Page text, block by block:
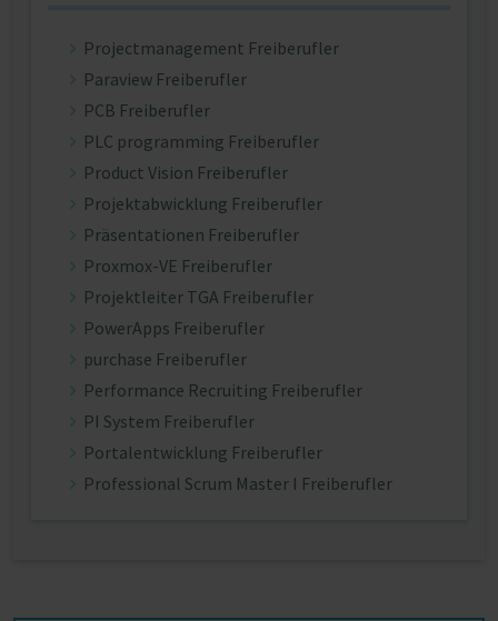
Projectmanagement Freiberufler
Paraview Freiberufler
PCB Freiberufler
PLC programming Freiberufler
Product Vision Freiberufler
Projektabwicklung Freiberufler
Präsentationen Freiberufler
Proxmox-VE Freiberufler
Projektleiter TGA Freiberufler
PowerApps Freiberufler
purchase Freiberufler
Performance Recruiting Freiberufler
PI System Freiberufler
Portalentwicklung Freiberufler
Professional Scrum Master I Freiberufler